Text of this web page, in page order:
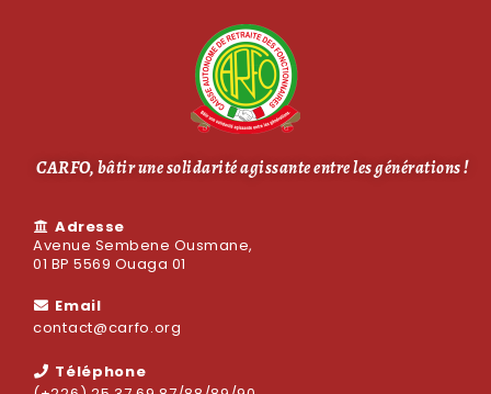
CARFO, bâtir une solidarité agissante entre les générations !
Adresse
Avenue Sembene Ousmane,
01 BP 5569 Ouaga 01
Email
contact@carfo.org
Téléphone